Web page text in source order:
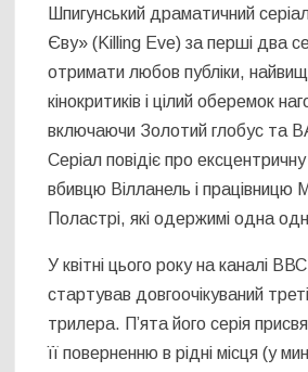
Шпигунський драматичний
Єву» (Killing Eve) за перші два
отримати любов публіки,
кінокритиків і цілий оберемок
включаючи Золотий глобус та
Серіал повідіє про
вбивцю Вілланель і працівницю
Поластрі, які одержимі одна
У квітні цього року на каналі
стартував довгоочікуваний
трилера. П’ята його серія
її поверненню в рідні місця (у